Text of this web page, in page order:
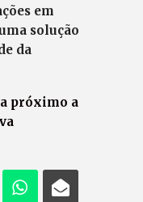
em
solução
da
próximo a